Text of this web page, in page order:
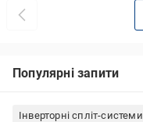
Популярні запити
Інверторні спліт-системи